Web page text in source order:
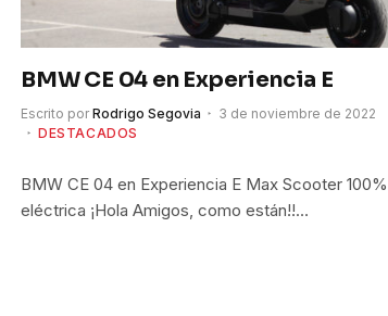
BMW CE 04 en Experiencia E
Escrito por Rodrigo Segovia
3 de noviembre de 2022
DESTACADOS
BMW CE 04 en Experiencia E Max Scooter 100%
eléctrica ¡Hola Amigos, como están!!…